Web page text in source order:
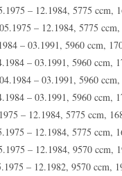
– 12.1984, 5775 ccm,
– 12.1984, 5775
– 03.1991, 5960 ccm,
– 03.1991, 5960 ccm,
– 03.1991, 5960
– 03.1991, 5960 ccm,
– 12.1984, 5775 ccm,
– 12.1984, 5775 ccm,
– 12.1984, 9570 ccm,
– 12.1982, 9570 ccm,